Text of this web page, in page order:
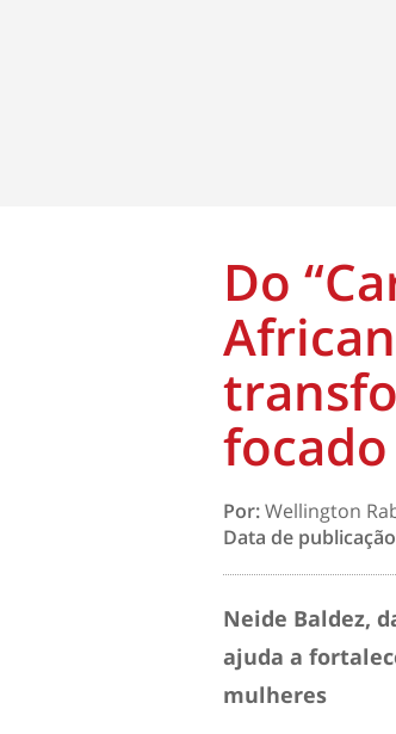
Do
Por:Wellington
Data de
Neide Baldez,
ajuda a
mulheres